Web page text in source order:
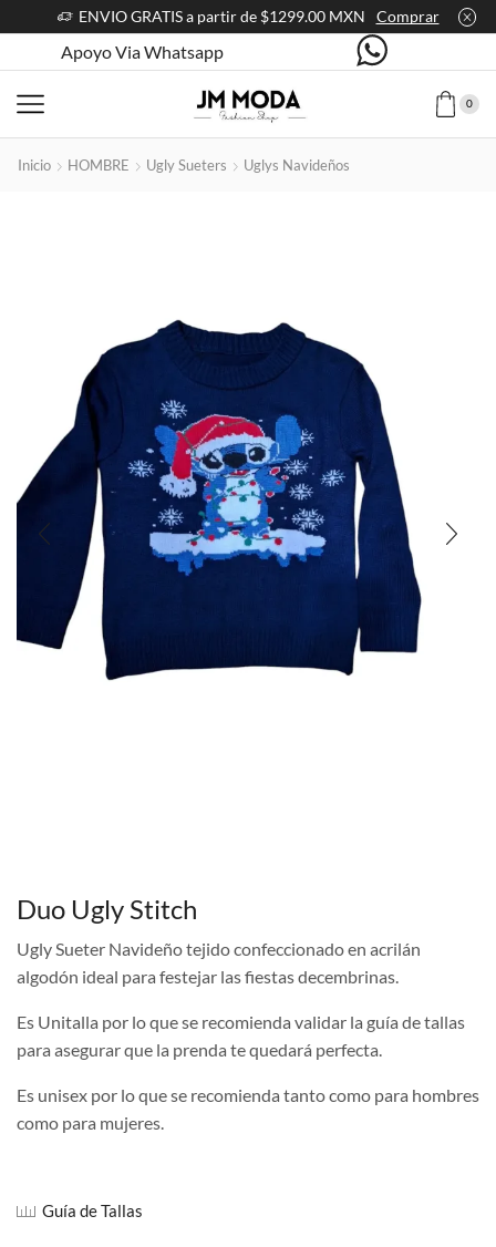
ENVIO GRATIS a partir de $1299.00 MXN Comprar
Apoyo Via Whatsapp
0
Inicio HOMBRE Ugly Sueters Uglys Navideños
Duo Ugly Stitch
Ugly Sueter Navideño tejido confeccionado en acrilán
algodón ideal para festejar las fiestas decembrinas.
Es Unitalla por lo que se recomienda validar la guía de tallas
para asegurar que la prenda te quedará perfecta.
Es unisex por lo que se recomienda tanto como para hombres
como para mujeres.
Guía de Tallas